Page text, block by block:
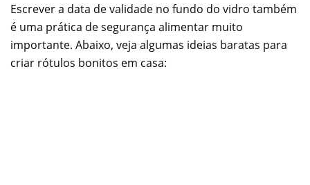
Escrever a data de validade no fundo do vidro também
é uma prática de segurança alimentar muito
importante. Abaixo, veja algumas ideias baratas para
criar rótulos bonitos em casa: